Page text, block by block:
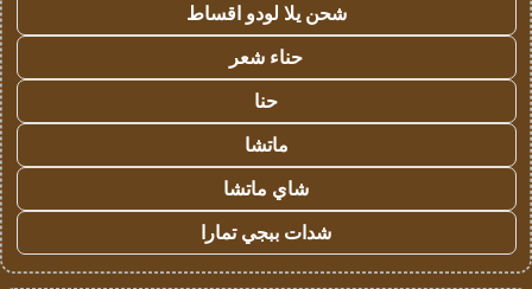
شحن يلا لودو اقساط
حناء شعر
حنا
ماتشا
شاي ماتشا
شدات ببجي تمارا